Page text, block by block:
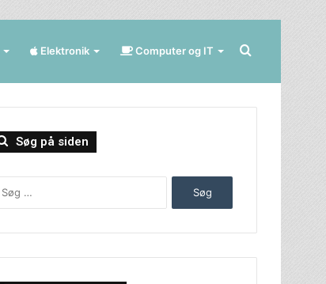
Elektronik Computer og IT Søg
efter
Søg på siden